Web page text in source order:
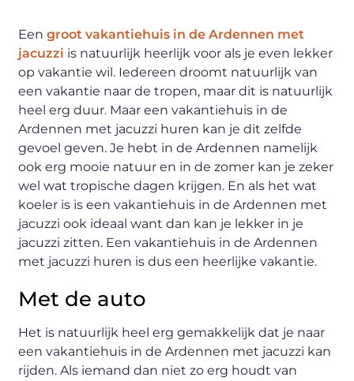
Eengroot vakantiehuis in de Ardennen met
jacuzzi is natuurlijk heerlijk voor als je even lekker
op vakantie wil. Iedereen droomt natuurlijk van
een vakantie naar de tropen, maar dit is natuurlijk
heel erg duur. Maar een vakantiehuis in de
Ardennen met jacuzzi huren kan je dit zelfde
gevoel geven. Je hebt in de Ardennen namelijk
ook erg mooie natuur en in de zomer kan je zeker
wel wat tropische dagen krijgen. En als het wat
koeler is is een vakantiehuis in de Ardennen met
jacuzzi ook ideaal want dan kan je lekker in je
jacuzzi zitten. Een vakantiehuis in de Ardennen
met jacuzzi huren is dus een heerlijke vakantie.
Met de auto
Het is natuurlijk heel erg gemakkelijk dat je naar
een vakantiehuis in de Ardennen met jacuzzi kan
rijden. Als iemand dan niet zo erg houdt van